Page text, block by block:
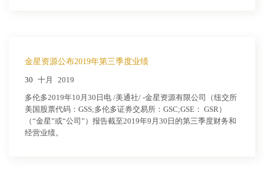
金星资源公布2019年第三季度业绩
30 十月 2019
多伦多2019年10月30日电 /美通社/ -金星资源有限公司（纽交所
美国股票代码：GSS;多伦多证券交易所：GSC;GSE： GSR）
（“金星”或“公司”）报告截至2019年9月30日的第三季度财务和
经营业绩。